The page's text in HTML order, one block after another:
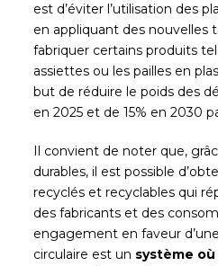
est d’éviter l’utilisation des
en appliquant des nouvelles
fabriquer certains produits
assiettes ou les pailles en
but de réduire le poids des
en 2025 et de 15% en 2030
Il convient de noter que,
durables, il est possible
recyclés et recyclables qui
des fabricants et des
engagement en faveur
circulaire est un système